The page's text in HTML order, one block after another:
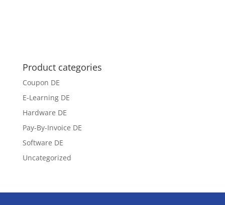
Product categories
Coupon DE
E-Learning DE
Hardware DE
Pay-By-Invoice DE
Software DE
Uncategorized